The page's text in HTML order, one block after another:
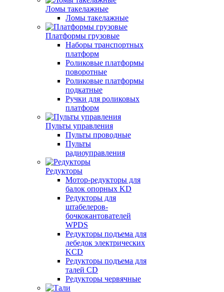
Ломы такелажные
Ломы такелажные
Платформы грузовые
Наборы транспортных
платформ
Роликовые платформы
поворотные
Роликовые платформы
подкатные
Ручки для роликовых
платформ
Пульты управления
Пульты проводные
Пульты
радиоуправления
Редукторы
Мотор-редукторы для
балок опорных KD
Редукторы для
штабелеров-
бочкокантователей
WPDS
Редукторы подъема для
лебедок электрических
KCD
Редукторы подъема для
талей CD
Редукторы червячные